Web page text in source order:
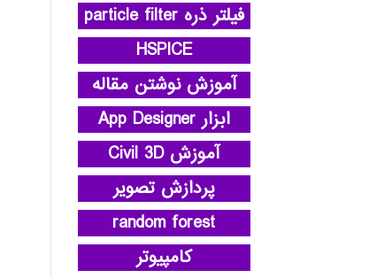
فیلتر ذره particle filter
HSPICE
آموزش نوشتن مقاله
ابزار App Designer
آموزش Civil 3D
پردازش تصویر
random forest
کامپیوتر